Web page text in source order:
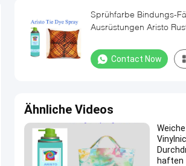
Sprühfarbe Bindungs-
Ausrüstungen Aristo
Contact Now
Ähnliche Videos
haften